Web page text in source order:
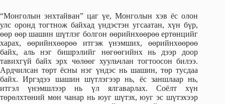
“Монголын энхтайван” цаг үе, Монголын хэв ёс олон
улс оронд тогтнож байхад үндэстэн угсаатан, хүн бүр,
өөр өөр шашин шүтлэг болгон өөрийнхөөрөө ертөнцийг
харах, өөрийнхөөрөө итгэж үнэмших, өөрийнхөөрөө
байх, аль нэг бишрэлийг нөгөөгийнх нь дээр доор
тавихгүй байх эрх чөлөөг хуульчлан тогтоосон билээ.
Ардчилсан төрт ёсны нэг үндэс нь шашин, төр тусдаа
байх. Иргэдээ шашин шүтлэгээр нь, ёс заншлаар нь,
итгэл үнэмшлээр нь үл ялгаварлах. Соёлт хүн
төрөлхтөний мөн чанар нь юуг шүтэх, юуг эс шүтэхээр